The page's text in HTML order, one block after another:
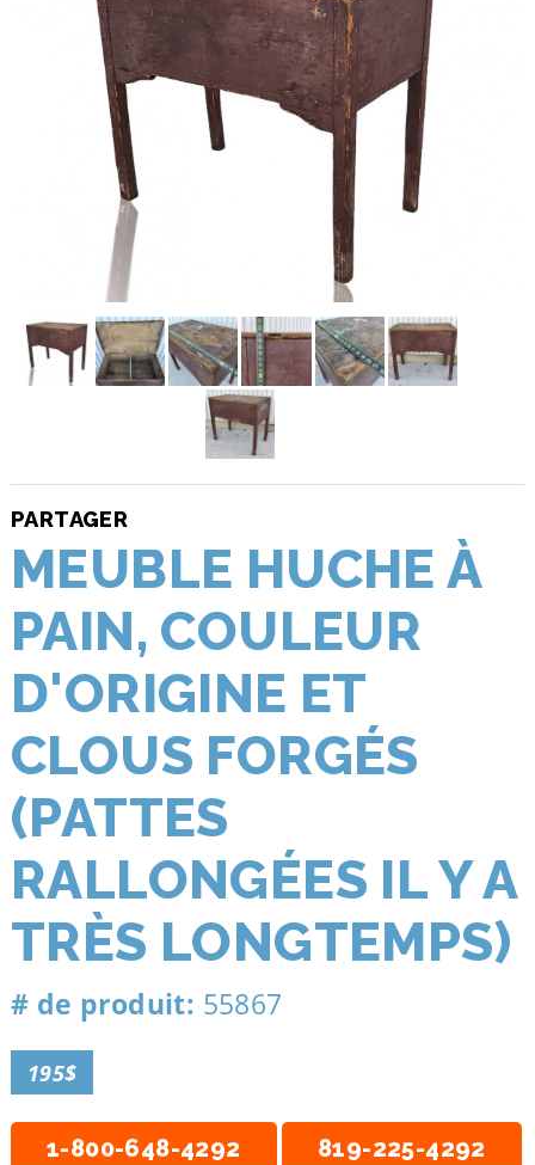
PARTAGER
MEUBLE HUCHE À
PAIN, COULEUR
D'ORIGINE ET
CLOUS FORGÉS
(PATTES
RALLONGÉES IL Y A
TRÈS LONGTEMPS)
# de produit: 55867
195$
1-800-648-4292 819-225-4292